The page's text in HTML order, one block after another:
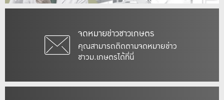
จดหมายข่าวชาวเกษตร
คุณสามารถติดตามจดหมายข่าว
ชาวม.เกษตรได้ที่นี่